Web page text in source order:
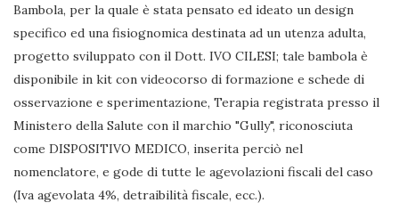
Bambola, per la quale è stata pensato ed ideato un design
specifico ed una fisiognomica destinata ad un utenza adulta,
progetto sviluppato con il Dott. IVO CILESI; tale bambola è
disponibile in kit con videocorso di formazione e schede di
osservazione e sperimentazione, Terapia registrata presso il
Ministero della Salute con il marchio "Gully", riconosciuta
come DISPOSITIVO MEDICO, inserita perciò nel
nomenclatore, e gode di tutte le agevolazioni fiscali del caso
(Iva agevolata 4%, detraibilità fiscale, ecc.).